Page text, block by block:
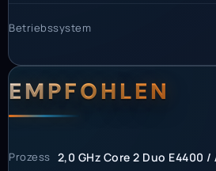
Betriebssystem
EMPFOHLEN
Prozess 2,0 GHz Core 2 Duo E4400